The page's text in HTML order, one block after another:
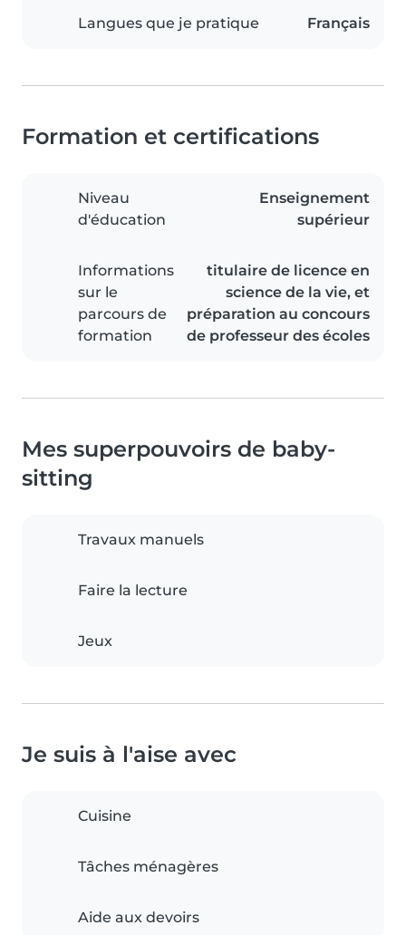
Langues que je pratique Français
Formation et certifications
Niveau
d'éducation
Enseignement
supérieur
Informations
sur le
parcours de
formation
titulaire de licence en
science de la vie, et
préparation au concours
de professeur des écoles
Mes superpouvoirs de baby-
sitting
Travaux manuels
Faire la lecture
Jeux
Je suis à l'aise avec
Cuisine
Tâches ménagères
Aide aux devoirs